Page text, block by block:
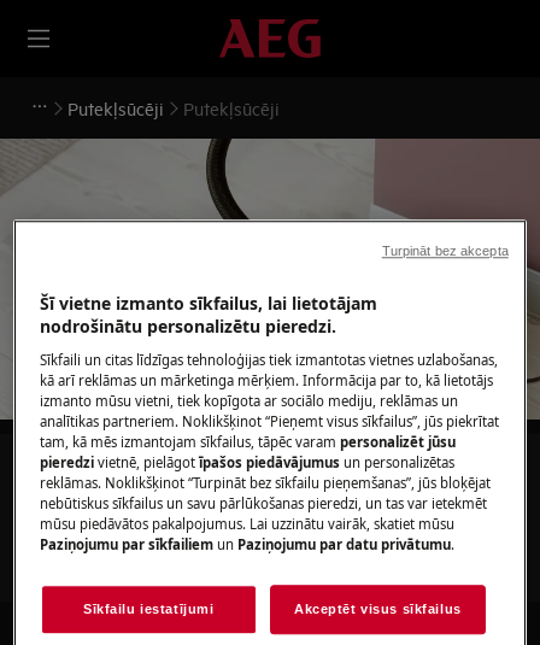
Putekļsūcēji Putekļsūcēji
Atbalsts Putekļsūcēji
Meklēt mūsu atbalsta rakstos
Šī vietne izmanto sīkfailus, lai lietotājam
nodrošinātu personalizētu pieredzi.
Sīkfaili un citas līdzīgas tehnoloģijas tiek izmantotas vietnes uzlabošanas,
kā arī reklāmas un mārketinga mērķiem. Informācija par to, kā lietotājs
izmanto mūsu vietni, tiek kopīgota ar sociālo mediju, reklāmas un
analītikas partneriem. Noklikšķinot “Pieņemt visus sīkfailus”, jūs piekrītat
tam, kā mēs izmantojam sīkfailus, tāpēc varampersonalizēt jūsu
pieredzivietnē, pielāgotīpašos piedāvājumus un personalizētas
reklāmas. Noklikšķinot “Turpināt bez sīkfailu pieņemšanas”, jūs bloķējat
nebūtiskus sīkfailus un savu pārlūkošanas pieredzi, un tas var ietekmēt
mūsu piedāvātos pakalpojumus. Lai uzzinātu vairāk, skatiet mūsu
Paziņojumu par sīkfailiem un Paziņojumu par datu privātumu.
Sīkfailu iestatījumi Akceptēt visus sīkfailus
Turpināt bez akcepta